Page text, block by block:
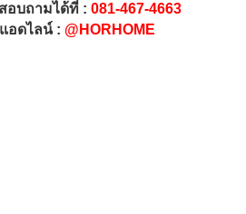
อบถามได้ที่ : 081-467-4663
อดไลน์ : @HORHOME